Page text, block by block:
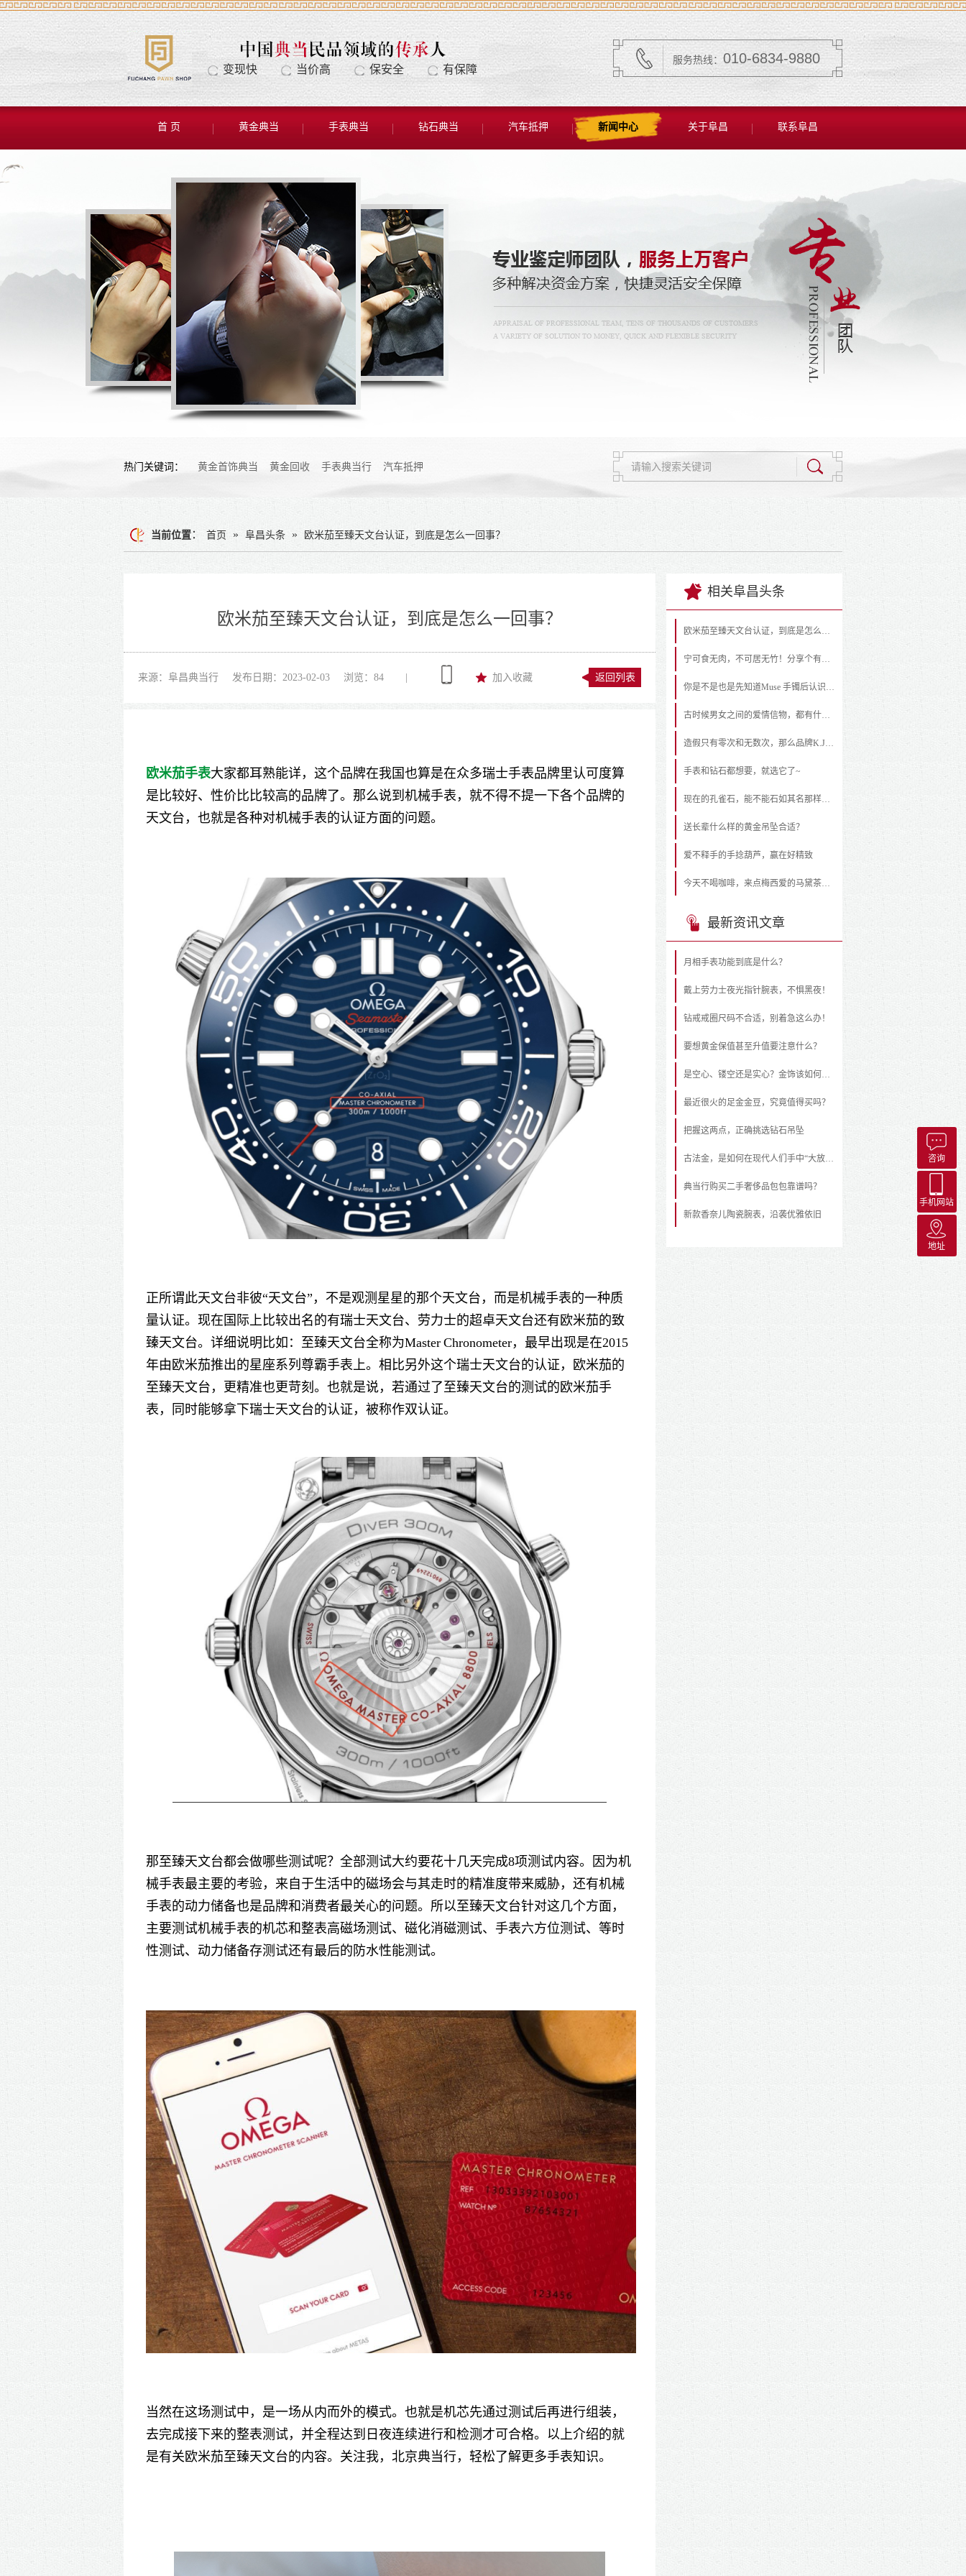
变现快 当价高 保安全 有保障
服务热线：010-6834-9880
首 页 黄金典当 手表典当 钻石典当 汽车抵押 新闻中心 关于阜昌 联系阜昌
热门关键词： 黄金首饰典当 黄金回收 手表典当行 汽车抵押
当前位置 ： 首页 » 阜昌头条 » 欧米茄至臻天文台认证，到底是怎么一回事？
欧米茄至臻天文台认证，到底是怎么一回事？
返回列表
加入收藏
来源：阜昌典当行 发布日期：2023-02-03 浏览： 84
欧米茄手表大家都耳熟能详，这个品牌在我国也算是在众多瑞士手表品牌里认可度算
是比较好、性价比比较高的品牌了。那么说到机械手表，就不得不提一下各个品牌的
天文台，也就是各种对机械手表的认证方面的问题。
正所谓此天文台非彼“天文台” ，不是观测星星的那个天文台，而是机械手表的一种质
量认证。现在国际上比较出名的有瑞士天文台、劳力士的超卓天文台还有欧米茄的致
臻天文台。详细说明比如：至臻天文台全称为Master Chronometer，最早出现是在2015
年由欧米茄推出的星座系列尊霸手表上。相比另外这个瑞士天文台的认证，欧米茄的
至臻天文台，更精准也更苛刻。也就是说，若通过了至臻天文台的测试的欧米茄手
表，同时能够拿下瑞士天文台的认证，被称作双认证。
那至臻天文台都会做哪些测试呢？全部测试大约要花十几天完成8项测试内容。因为机
械手表最主要的考验，来自于生活中的磁场会与其走时的精准度带来威胁，还有机械
手表的动力储备也是品牌和消费者最关心的问题。所以至臻天文台针对这几个方面，
主要测试机械手表的机芯和整表高磁场测试、磁化消磁测试、手表六方位测试、等时
性测试、动力储备存测试还有最后的防水性能测试。
当然在这场测试中，是一场从内而外的模式。也就是机芯先通过测试后再进行组装，
去完成接下来的整表测试，并全程达到日夜连续进行和检测才可合格。以上介绍的就
是有关欧米茄至臻天文台的内容。关注我，北京典当行，轻松了解更多手表知识。
相关阜昌头条
欧米茄至臻天文台认证，到底是怎么一回事？
宁可食无肉，不可居无竹！分享个有意思的笔架
你是不是也是先知道Muse 手镯后认识Forms的？
古时候男女之间的爱情信物，都有什么？
造假只有零次和无数次，那么品牌K.J.L可不这么认为
手表和钻石都想要，就选它了~
现在的孔雀石，能不能石如其名那样的“骄傲”呢？
送长辈什么样的黄金吊坠合适？
爱不释手的手捻葫芦，赢在好精致
今天不喝咖啡，来点梅西爱的马黛茶吧！
最新资讯文章
月相手表功能到底是什么？
戴上劳力士夜光指针腕表，不惧黑夜！
钻戒戒圈尺码不合适，别着急这么办！
要想黄金保值甚至升值要注意什么？
是空心、镂空还是实心？金饰该如何挑选
最近很火的足金金豆，究竟值得买吗？
把握这两点，正确挑选钻石吊坠
古法金，是如何在现代人们手中“大放异彩”的？
典当行购买二手奢侈品包包靠谱吗？
新款香奈儿陶瓷腕表，沿袭优雅依旧
咨询
手机网站
地址